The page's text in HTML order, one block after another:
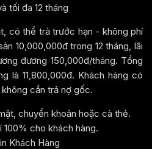
tối đa 12 tháng
có thể trả trước hạn - không phí
10,000,000đ trong 12 tháng, lãi
đương 150,000đ/tháng. Tổng
là 11,800,000đ. Khách hàng có
cần trả nợ gốc.
chuyển khoản hoặc cà thẻ.
cho khách hàng.
Khách Hàng